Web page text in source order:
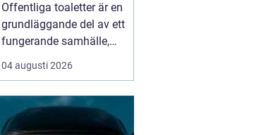
offentliga miljöer
Offentliga toaletter är en
grundläggande del av ett
fungerande samhälle,
men hamnar ofta längst
ned på prioriteringslistan
byggprojekt. Samtidigt
vet alla som någon gång
04 augusti 2026